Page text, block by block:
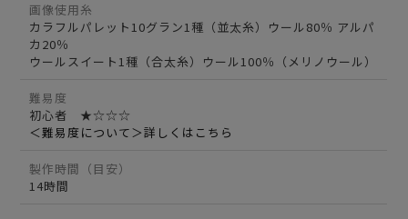
画像使用糸
カラフルパレット10グラン1種（並太糸）ウール80％ アルパ
カ20％
ウールスイート1種（合太糸）ウール100％（メリノウール）
難易度
初心者 ★☆☆☆
＜難易度について＞詳しくはこちら
製作時間（目安）
14時間